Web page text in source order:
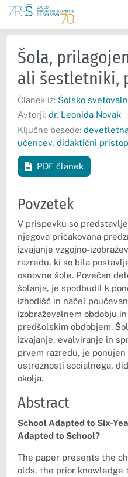
Šola,
ali šestletniki,
Članek iz: Šolsko
Avtorji: dr. Leonida Novak
Ključne besede:
učencev, didaktični
PDF članek
Povzetek
V prispevku so
njegova pričakovana
izvajanje vzgojno-
razredu, ki so bila
osnovne šole. Povečan
šolanja, je spodbudil k
izhodišč in načel
izobraževalnem obdobju
predšolskim obdobjem.
izvajanje, evalviranje in
prvem razredu, je
ustreznosti socialnega,
okolja.
Abstract
School Adapted to Six-
Adapted to School?
The paper presents the
olds, the prior knowledge